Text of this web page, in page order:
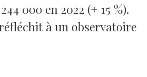
000 en 2022 (+ 15 %).
à un observatoire